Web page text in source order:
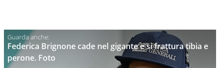
Federica Brignone cade nel gigante e si frattura tibia e
perone. Foto